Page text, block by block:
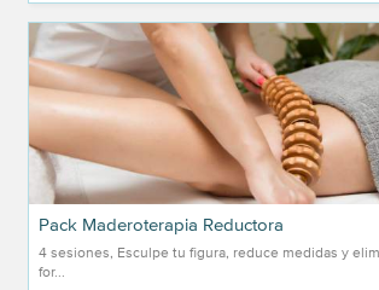
Pack Maderoterapia Reductora
4 sesiones, Esculpe tu figura, reduce medidas y
for...